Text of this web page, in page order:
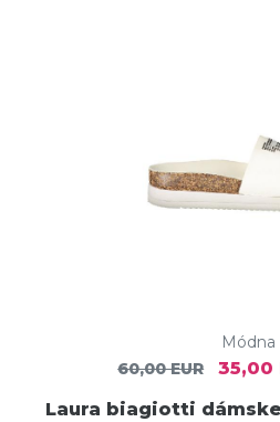
Módna
60,00 EUR
35,00
Laura biagiotti